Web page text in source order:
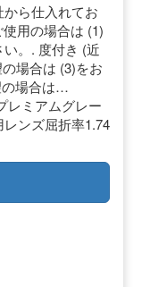
ら仕入れてお
用の場合は (1)
。. 度付き (近
場合は (3)をお
の場合は…
レミアムグレー
ンズ屈折率1.74